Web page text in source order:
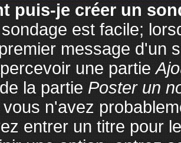
puis-je créer un
est facile;
message d'un
une partie
la partiePoster un
n'avez
entrer un titre pour